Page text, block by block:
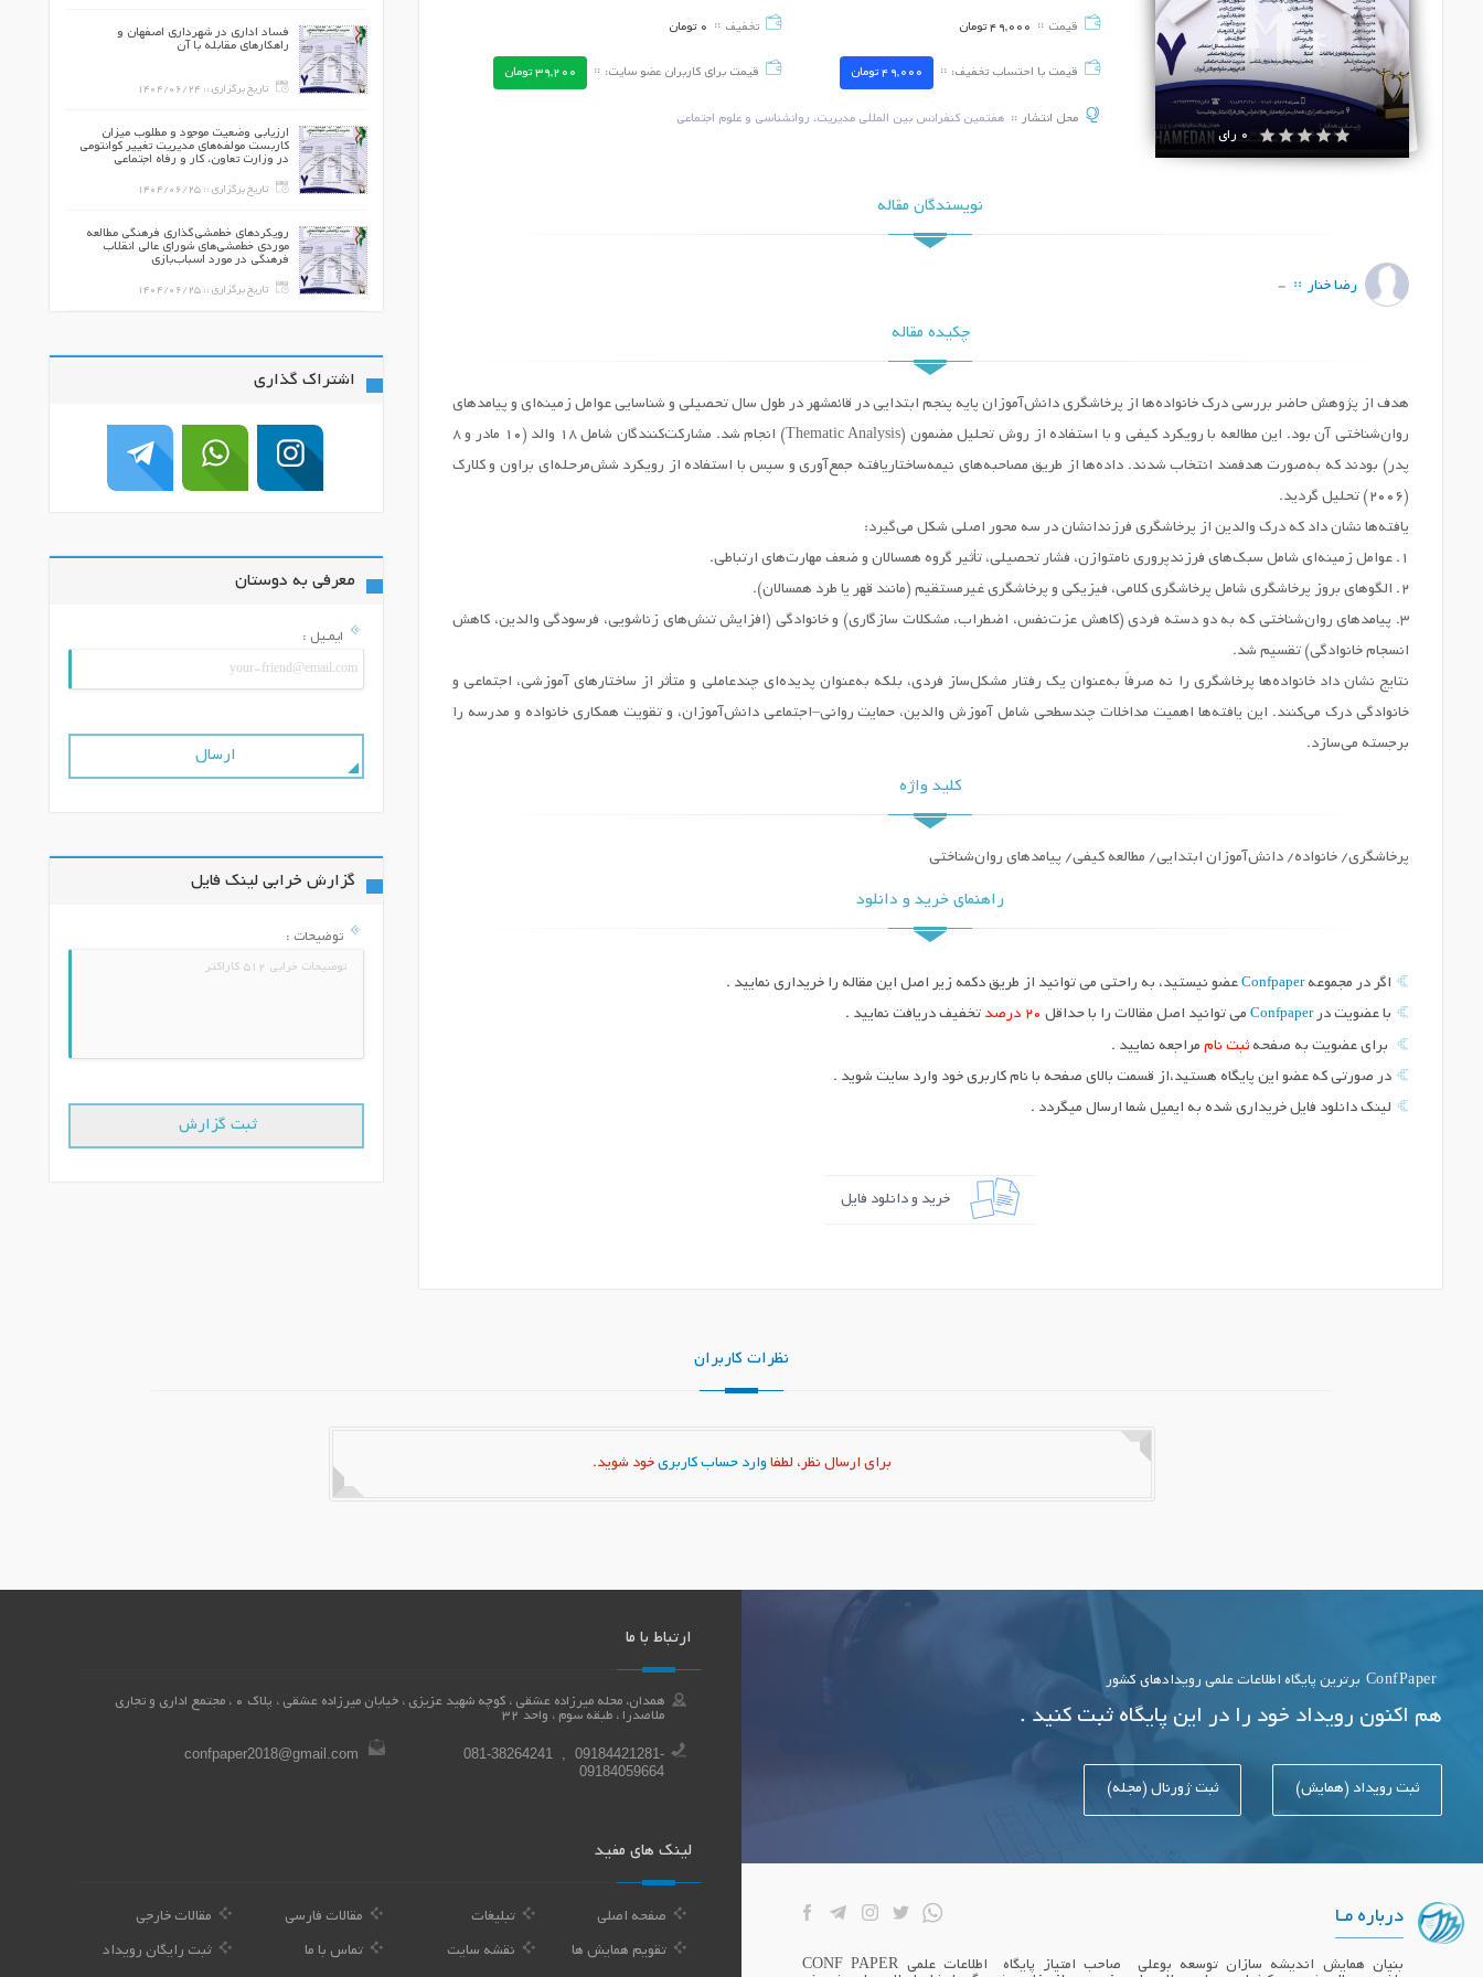
0 رای
قیمت 49,000 تومان تخفیف 0 تومان
قیمت با احتساب تخفیف: 49,000 تومان قیمت برای کاربران عضو سایت: 39,200 تومان
محل انتشار هفتمین کنفرانس بین المللی مدیریت، روانشناسی و علوم اجتماعی
نویسندگان مقاله
رضا خنار -
چکیده مقاله
هدف از پژوهش حاضر بررسی درک خانواده‌ها از پرخاشگری دانش‌آموزان پایه پنجم ابتدایی در قائمشهر در طول سال تحصیلی و شناسایی عوامل زمینه‌ای و پیامدهای
روان‌شناختی آن بود. این مطالعه با رویکرد کیفی و با استفاده از روش تحلیل مضمون (Thematic Analysis) انجام شد. مشارکت‌کنندگان شامل ۱۸ والد (۱۰ مادر و ۸
پدر) بودند که به‌صورت هدفمند انتخاب شدند. داده‌ها از طریق مصاحبه‌های نیمه‌ساختاریافته جمع‌آوری و سپس با استفاده از رویکرد شش‌مرحله‌ای براون و کلارک
(2006) تحلیل گردید.
یافته‌ها نشان داد که درک والدین از پرخاشگری فرزندانشان در سه محور اصلی شکل می‌گیرد:
1. عوامل زمینه‌ای شامل سبک‌های فرزندپروری نامتوازن، فشار تحصیلی، تأثیر گروه همسالان و ضعف مهارت‌های ارتباطی.
2. الگوهای بروز پرخاشگری شامل پرخاشگری کلامی، فیزیکی و پرخاشگری غیرمستقیم (مانند قهر یا طرد همسالان).
3. پیامدهای روان‌شناختی که به دو دسته فردی (کاهش عزت‌نفس، اضطراب، مشکلات سازگاری) و خانوادگی (افزایش تنش‌های زناشویی، فرسودگی والدین، کاهش
انسجام خانوادگی) تقسیم شد.
نتایج نشان داد خانواده‌ها پرخاشگری را نه صرفاً به‌عنوان یک رفتار مشکل‌ساز فردی، بلکه به‌عنوان پدیده‌ای چندعاملی و متأثر از ساختارهای آموزشی، اجتماعی و
خانوادگی درک می‌کنند. این یافته‌ها اهمیت مداخلات چندسطحی شامل آموزش والدین، حمایت روانی–اجتماعی دانش‌آموزان، و تقویت همکاری خانواده و مدرسه را
برجسته می‌سازد.
کلید واژه
پرخاشگری/ خانواده/ دانش‌آموزان ابتدایی/ مطالعه کیفی/ پیامدهای روان‌شناختی
راهنمای خرید و دانلود
اگر در مجموعهConfpaper عضو نیستید، به راحتی می توانید از طریق دکمه زیر اصل این مقاله را خریداری نمایید .
با عضویت درConfpaper می توانید اصل مقالات را با حداقل 20 درصد تخفیف دریافت نمایید .
برای عضویت به صفحه ثبت نام مراجعه نمایید .
در صورتی که عضو این پایگاه هستید،از قسمت بالای صفحه با نام کاربری خود وارد سایت شوید .
لینک دانلود فایل خریداری شده به ایمیل شما ارسال میگردد .
خرید و دانلود فایل
تاریخ برگزاری ::1404/06/24
رویکردهای خط‌مشی‌گذاری فرهنگی مطالعه
موردی خط‌مشی‌های شورای عالی انقلاب
والدین دانش‌آموزان عادی
تاریخ برگزاری ::1404/06/26
فساد اداری در شهرداری اصفهان و
راهکارهای مقابله با آن
تاریخ برگزاری :: 1404/06/24
ارزیابی وضعیت موجود و مطلوب میزان
کاربست مولفه‌های مدیریت تغییر کوانتومی
در وزارت تعاون، کار و رفاه اجتماعی
تاریخ برگزاری ::1404/06/25
رویکردهای خط‌مشی‌گذاری فرهنگی مطالعه
موردی خط‌مشی‌های شورای عالی انقلاب
فرهنگی در مورد اسباب‌بازی
تاریخ برگزاری ::1404/06/25
اشتراک گذاری
معرفی به دوستان
ایمـیل :
گزارش خرابی لینک فایل
توضیحات :
نظرات کاربران
برای ارسال نظر، لطفا وارد حساب کاربری خود شوید.
ConfPaper برترین پایگاه اطلاعات علمی رویدادهای کشور
هم اکنون رویداد خود را در این پایگاه ثبت کنید .
ثبت رویداد (همایش) ثبت ژورنال (مجله)
درباره مـا
بنیان همایش اندیشه سازان توسعه بوعلی صاحب امتیاز پایگاه اطلاعات علمی CONF PAPER
ارتباط با ما
همدان، محله میرزاده عشقی ، کوچه شهید عزیزی ، خیابان میرزاده عشقی ، پلاک 0 ، مجتمع اداری و تجاری
ملاصدرا ، طبقه سوم ، واحد 32
081-38264241 , 09184421281-
09184059664
confpaper2018@gmail.com
لینک های مفید
صفحه اصلی تبلیغات مقالات فارسی مقالات خارجی
تقویم همایش ها نقشه سایت تماس با ما ثبت رایگان رویداد